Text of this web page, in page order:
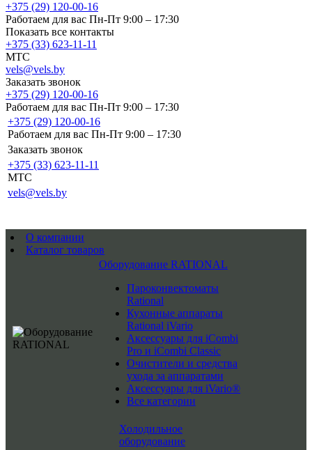
+375 (29) 120-00-16
Работаем для вас Пн-Пт 9:00 – 17:30
Показать все контакты
+375 (33) 623-11-11
MTC
vels@vels.by
Заказать звонок
+375 (29) 120-00-16
Работаем для вас Пн-Пт 9:00 – 17:30
+375 (29) 120-00-16
Работаем для вас Пн-Пт 9:00 – 17:30
Заказать звонок
+375 (33) 623-11-11
MTC
vels@vels.by
О компании
Каталог товаров
Оборудование RATIONAL
Пароконвектоматы
Rational
Кухонные аппараты
Rational iVario
Аксессуары для iCombi
Pro и iCombi Classic
Очистители и средства
ухода за аппаратами
Аксессуары для iVario®
Все категории
Холодильное
оборудование